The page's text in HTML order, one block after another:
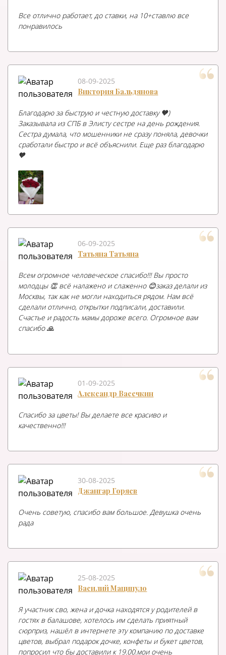
Все отлично работает, до ставки, на 10+ставлю все
понравилось
08-09-2025
Виктория Бальдянова
Благодарю за быструю и честную доставку 🧡)
Заказывала из СПБ в Элисту сестре на день рождения.
Сестра думала, что мошенники не сразу поняла, девочки
сработали быстро и всё объяснили. Еще раз благодарю
🧡
06-09-2025
Татьяна Татьяна
Всем огромное человеческое спасибо!!! Вы просто
молодцы 👏 всё налажено и слаженно 😊заказ делали из
Москвы, так как не могли находиться рядом. Нам всё
сделали отлично, открытки подписали, доставили.
Счастье и радость мамы дороже всего. Огромное вам
спасибо 🙏
01-09-2025
Александр Васечкин
Спасибо за цветы! Вы делаете все красиво и
качественно!!!
30-08-2025
Джангар Горяев
Очень советую, спасибо вам большое. Девушка очень
рада
25-08-2025
Василий Маципуло
Я участник сво, жена и дочка находятся у родителей в
гостях в балашове, хотелось им сделать приятный
сюрприз, нашёл в интернете эту компанию по доставке
цветов, выбрал подарок дочке, конфеты и букет цветов,
попросил что бы доставили к 19.00.мои очень